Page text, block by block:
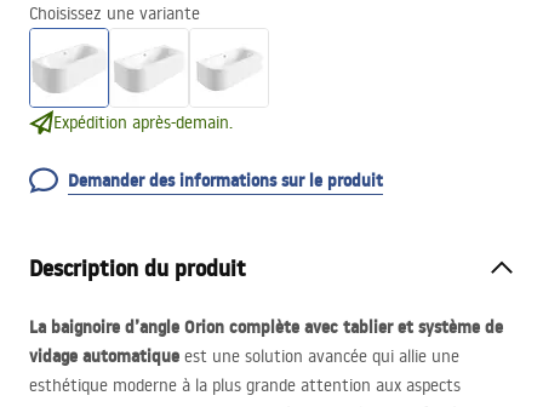
Choisissez une variante
Expédition après-demain.
Demander des informations sur le produit
Description du produit
La baignoire d’angle Orion complète avec tablier et système de
vidage automatique est une solution avancée qui allie une
esthétique moderne à la plus grande attention aux aspects